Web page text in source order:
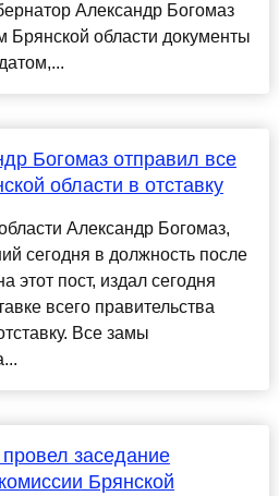
Александр Богомаз
Брянской области документы
Богомаз отправил все
области в отставку
Александр Богомаз,
сегодня в должность после
этот пост, издал сегодня
всего правительства
Все замы
заседание
Брянской